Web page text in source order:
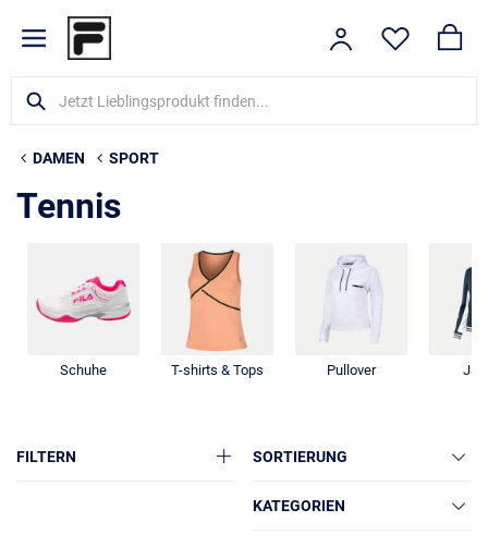
DAMEN SPORT
Tennis
Schuhe T-shirts & Tops Pullover
FILTERN SORTIERUNG
KATEGORIEN